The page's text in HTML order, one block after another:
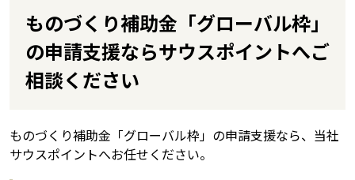
ものづくり補助金「グローバル枠」
の申請支援ならサウスポイントへご
相談ください
ものづくり補助金「グローバル枠」の申請支援なら、当社
サウスポイントへお任せください。